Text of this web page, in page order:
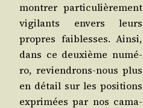
mon­trer par­ti­cu­liè­re­ment
vigi­lants envers leurs
propres fai­blesses. Ain­si,
dans ce deuxième numé­
ro, revien­drons-nous plus
en détail sur les posi­tions
expri­mées par nos cama­